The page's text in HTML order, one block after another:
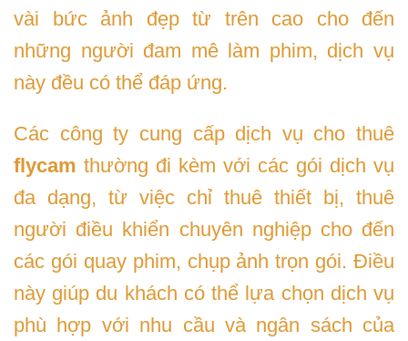
vài bức ảnh đẹp từ trên cao cho đến
những người đam mê làm phim, dịch vụ
này đều có thể đáp ứng.
Các công ty cung cấp dịch vụ cho thuê
flycam thường đi kèm với các gói dịch vụ
đa dạng, từ việc chỉ thuê thiết bị, thuê
người điều khiển chuyên nghiệp cho đến
các gói quay phim, chụp ảnh trọn gói. Điều
này giúp du khách có thể lựa chọn dịch vụ
phù hợp với nhu cầu và ngân sách của